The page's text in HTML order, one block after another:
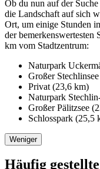
Ob du nun auf der
die Landschaft auf sich
Ort, um einige Stunden
der bemerkenswertesten
km vom Stadtzentrum:
Naturpark
Großer
Privat (23,6 km)
Naturpark
Großer Pälitzsee
Schlosspark (25,5
Weniger
Häufig